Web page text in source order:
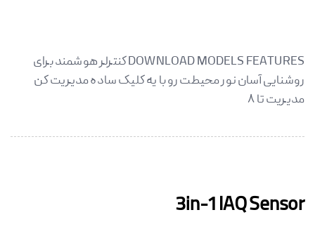
DOWNLOAD MODELS FEATURES کنترلر هوشمند برای
روشنایی آسان نور محیطت رو با یه کلیک ساده مدیریت کن
مدیریت تا ۸
3in-1 IAQ Sensor